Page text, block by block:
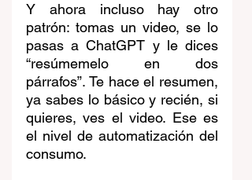
Y ahora incluso hay otro
patrón: tomas un video, se lo
pasas a ChatGPT y le dices
“resúmemelo en dos
párrafos”. Te hace el resumen,
ya sabes lo básico y recién, si
quieres, ves el video. Ese es
el nivel de automatización del
consumo.